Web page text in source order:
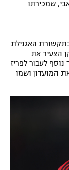
שמכירתו
האגנילת
הצעיר את
לעבור לפריז
את המועדון ושמו